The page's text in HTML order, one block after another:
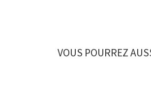
VOUS POURREZ